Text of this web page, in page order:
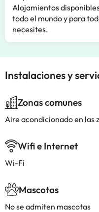
Alojamientos
todo el mundo y para
necesites.
Instalaciones y
Zonas comunes
Aire acondicionado en las
Wifi e Internet
Wi-Fi
Mascotas
No se admiten mascotas